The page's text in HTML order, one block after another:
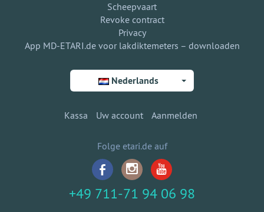
Scheepvaart
Revoke contract
Privacy
App MD-ETARI.de voor lakdiktemeters – downloaden
Nederlands
Kassa Uw account Aanmelden
Folge etari.de auf
+49 711-71 94 06 98